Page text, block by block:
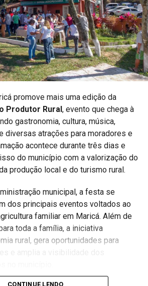
promove mais uma edição da
Produtor Rural, evento que chega à
gastronomia, cultura, música,
diversas atrações para moradores e
acontece durante três dias e
do município com a valorização do
produção local e do turismo rural.
municipal, a festa se
dos principais eventos voltados ao
familiar em Maricá. Além de
toda a família, a iniciativa
rural, gera oportunidades para
CONTINUE LENDO